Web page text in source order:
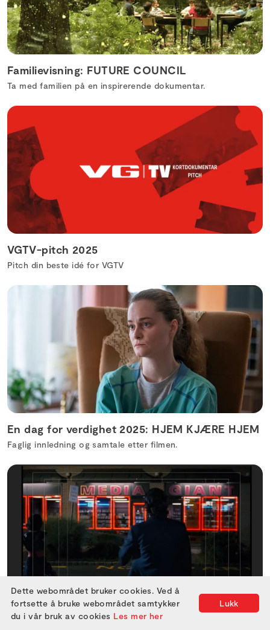
Familievisning: FUTURE COUNCIL
Ta med familien på en inspirerende dokumentar.
VGTV-pitch 2025
Pitch din beste idé for VGTV
En dag for verdighet 2025: HJEM KJÆRE HJEM
Faglig innledning og samtale etter filmen.
Marked for film på fysisk format Lukk
Dette webområdet bruker cookies. Ved å
fortsette å bruke webområdet samtykker
du i vår bruk av cookies Les mer her